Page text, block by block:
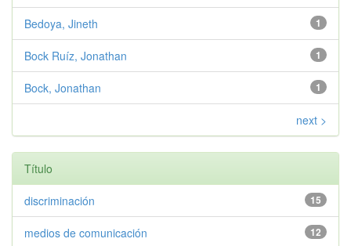
1
Bedoya, Jineth
1
Bock Ruíz, Jonathan
1
Bock, Jonathan
next >
Título
15
discriminación
12
medios de comunicación